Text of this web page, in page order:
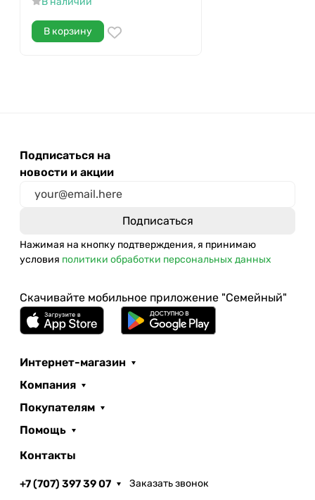
В корзину
Подписаться на
новости и акции
Нажимая на кнопку подтверждения, я принимаю
условия политики обработки персональных данных
Скачивайте мобильное приложение "Семейный"
Интернет-магазин
Компания
Покупателям
Помощь
Контакты
+7 (707) 397 39 07 Заказать звонок